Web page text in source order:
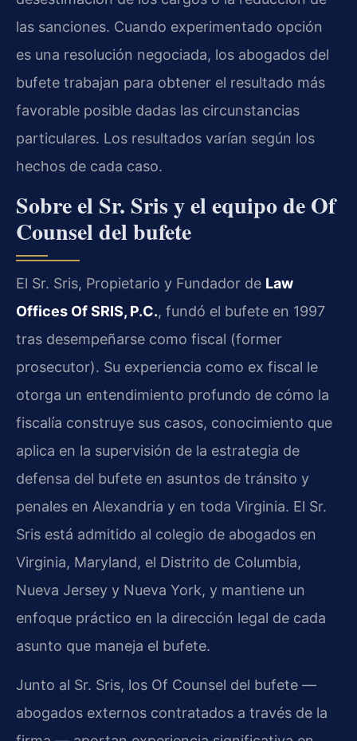
las sanciones. Cuando experimentado opción
es una resolución negociada, los abogados del
bufete trabajan para obtener el resultado más
favorable posible dadas las circunstancias
particulares. Los resultados varían según los
hechos de cada caso.
Sobre el Sr. Sris y el equipo de Of
Counsel del bufete
El Sr. Sris, Propietario y Fundador de Law
Offices Of SRIS, P.C., fundó el bufete en 1997
tras desempeñarse como fiscal (former
prosecutor). Su experiencia como ex fiscal le
otorga un entendimiento profundo de cómo la
fiscalía construye sus casos, conocimiento que
aplica en la supervisión de la estrategia de
defensa del bufete en asuntos de tránsito y
penales en Alexandria y en toda Virginia. El Sr.
Sris está admitido al colegio de abogados en
Virginia, Maryland, el Distrito de Columbia,
Nueva Jersey y Nueva York, y mantiene un
enfoque práctico en la dirección legal de cada
asunto que maneja el bufete.
Junto al Sr. Sris, los Of Counsel del bufete —
abogados externos contratados a través de la